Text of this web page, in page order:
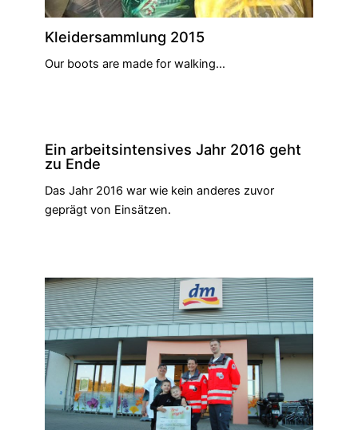
Kleidersammlung 2015
Our boots are made for walking…
Ein arbeitsintensives Jahr 2016 geht
zu Ende
Das Jahr 2016 war wie kein anderes zuvor
geprägt von Einsätzen.